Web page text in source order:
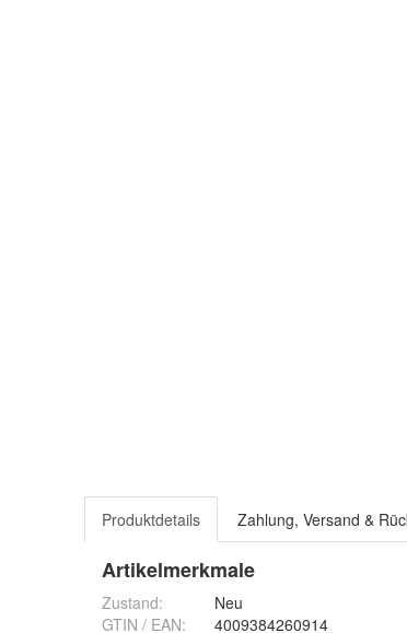
Produktdetails Zahlung, Versand &
Artikelmerkmale
Zustand:
Neu
GTIN / EAN:
4009384260914